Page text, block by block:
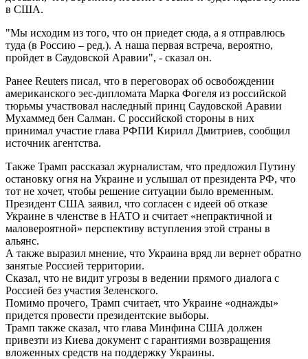
в США.
"Мы исходим из того, что он приедет сюда, а я отправлюсь
туда (в Россию – ред.). А наша первая встреча, вероятно,
пройдет в Саудовской Аравии", - сказал он.
Ранее Reuters писал, что в переговорах об освобождении
американского эес-дипломата Марка Фогеля из российской
тюрьмы участвовал наследный принц Саудовской Аравии
Мухаммед бен Салман. С российской стороны в них
принимал участие глава РФПИ Кирилл Дмитриев, сообщил
источник агентства.
Также Трамп рассказал журналистам, что предложил Путину
остановку огня на Украине и услышал от президента РФ, что
тот не хочет, чтобы решение ситуации было временным.
Президент США заявил, что согласен с идеей об отказе
Украине в членстве в НАТО и считает «непрактичной и
маловероятной» перспективу вступления этой страны в
альянс.
А также выразил мнение, что Украина вряд ли вернет обратно
занятые Россией территории.
Сказал, что не видит угрозы в ведении прямого диалога с
Россией без участия Зеленского.
Помимо прочего, Трамп считает, что Украине «однажды»
придется провести президентские выборы.
Трамп также сказал, что глава Минфина США должен
привезти из Киева документ с гарантиями возвращения
вложенных средств на поддержку Украины.